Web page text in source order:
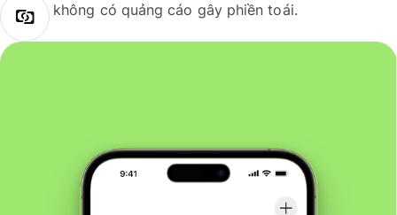
không có quảng cáo gây phiền toái.